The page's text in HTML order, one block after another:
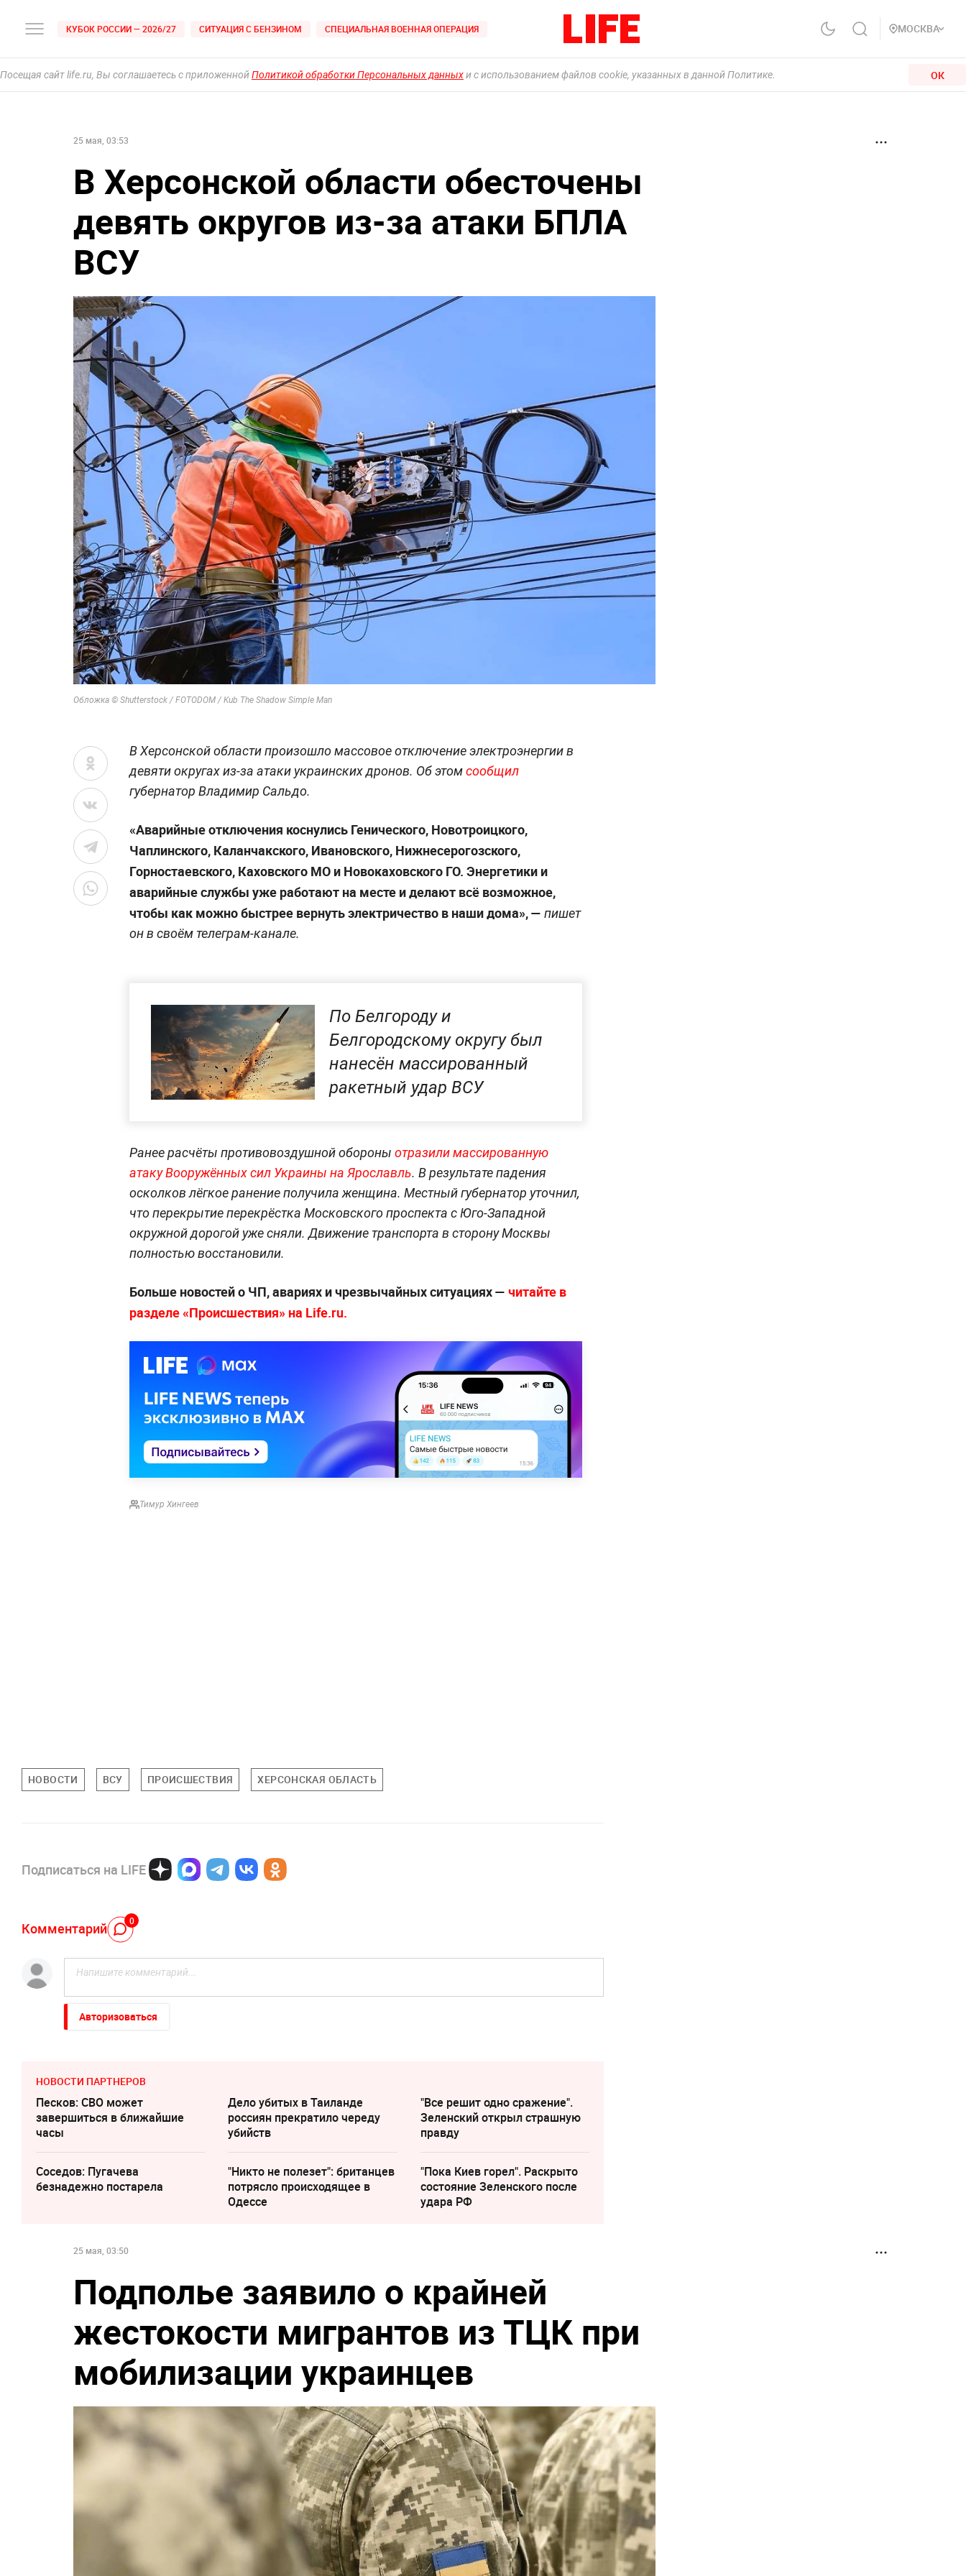
КУБОК РОССИИ — 2026/27 СИТУАЦИЯ С БЕНЗИНОМ СПЕЦИАЛЬНАЯ ВОЕННАЯ ОПЕРАЦИЯ МОСКВА
Посещая сайт life.ru, Вы соглашаетесь с приложеннойПолитикой обработки Персональных данныхи с использованием файлов cookie, указанных в данной Политике. ОК
25 мая, 03:53
В Херсонской области обесточены
девять округов из-за атаки БПЛА
ВСУ
Обложка © Shutterstock / FOTODOM / Kub The Shadow Simple Man
В Херсонской области произошло массовое отключение электроэнергии в
девяти округах из-за атаки украинских дронов. Об этомсообщил
губернатор Владимир Сальдо.
«Аварийные отключения коснулись Генического, Новотроицкого,
Чаплинского, Каланчакского, Ивановского, Нижнесерогозского,
Горностаевского, Каховского МО и Новокаховского ГО. Энергетики и
аварийные службы уже работают на месте и делают всё возможное,
чтобы как можно быстрее вернуть электричество в наши дома», — пишет
он в своём телеграм-канале.
По Белгороду и
Белгородскому округу был
нанесён массированный
ракетный удар ВСУ
Ранее расчёты противовоздушной обороны отразили массированную
атаку Вооружённых сил Украины на Ярославль. В результате падения
осколков лёгкое ранение получила женщина. Местный губернатор уточнил,
что перекрытие перекрёстка Московского проспекта с Юго-Западной
окружной дорогой уже сняли. Движение транспорта в сторону Москвы
полностью восстановили.
Больше новостей о ЧП, авариях и чрезвычайных ситуациях — читайте в
разделе «Происшествия» на Life.ru.
Тимур Хингеев
НОВОСТИ ВСУ ПРОИСШЕСТВИЯ ХЕРСОНСКАЯ ОБЛАСТЬ
Подписаться на LIFE
Комментарий 0
Авторизоваться
НОВОСТИ ПАРТНЕРОВ
Песков: СВО может
завершиться в ближайшие
часы
Дело убитых в Таиланде
россиян прекратило череду
убийств
"Все решит одно сражение".
Зеленский открыл страшную
правду
Соседов: Пугачева
безнадежно постарела
"Никто не полезет": британцев
потрясло происходящее в
Одессе
"Пока Киев горел". Раскрыто
состояние Зеленского после
удара РФ
25 мая, 03:50
Подполье заявило о крайней
жестокости мигрантов из ТЦК при
мобилизации украинцев